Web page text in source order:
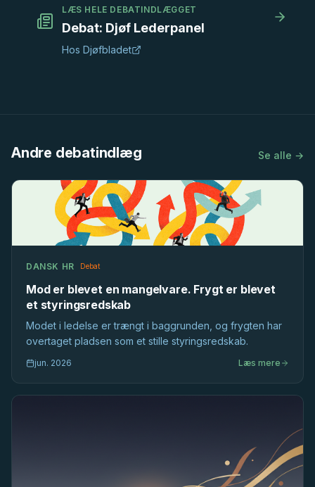
LÆS HELE DEBATINDLÆGGET
Debat: Djøf Lederpanel
Hos Djøfbladet
Andre debatindlæg Se alle →
DANSK HR Debat
Mod er blevet en mangelvare. Frygt er blevet
et styringsredskab
Modet i ledelse er trængt i baggrunden, og frygten har
overtaget pladsen som et stille styringsredskab.
jun. 2026 Læs mere